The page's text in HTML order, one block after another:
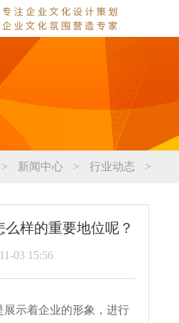
> 新闻中心 > 行业动态 >
样的重要地位呢？
03 15:56
展示着企业的形象，进行